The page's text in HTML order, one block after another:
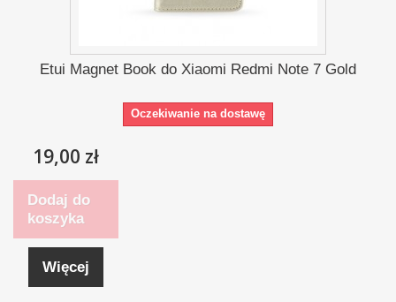
Etui Magnet Book do Xiaomi Redmi Note 7 Gold
Oczekiwanie na dostawę
19,00 zł
Dodaj do
koszyka
Więcej